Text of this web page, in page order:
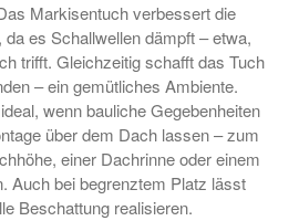
Markisentuch verbessert die
es Schallwellen dämpft – etwa,
trifft. Gleichzeitig schafft das Tuch
– ein gemütliches Ambiente.
wenn bauliche Gegebenheiten
über dem Dach lassen – zum
einer Dachrinne oder einem
Auch bei begrenztem Platz lässt
Beschattung realisieren.